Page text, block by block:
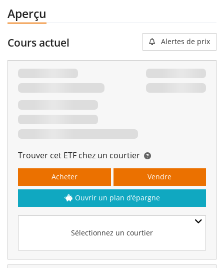
Aperçu
Cours actuel Alertes de prix
Trouver cet ETF chez un courtier
Sélectionnez un courtier
Acheter Vendre
Ouvrir un plan d’épargne